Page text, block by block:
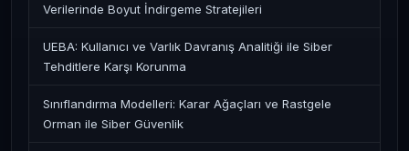
Verilerinde Boyut İndirgeme Stratejileri
UEBA: Kullanıcı ve Varlık Davranış Analitiği ile Siber
Tehditlere Karşı Korunma
Sınıflandırma Modelleri: Karar Ağaçları ve Rastgele
Orman ile Siber Güvenlik